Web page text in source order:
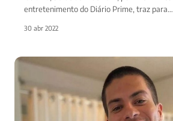
entretenimento do Diário Prime, traz para…
30 abr 2022